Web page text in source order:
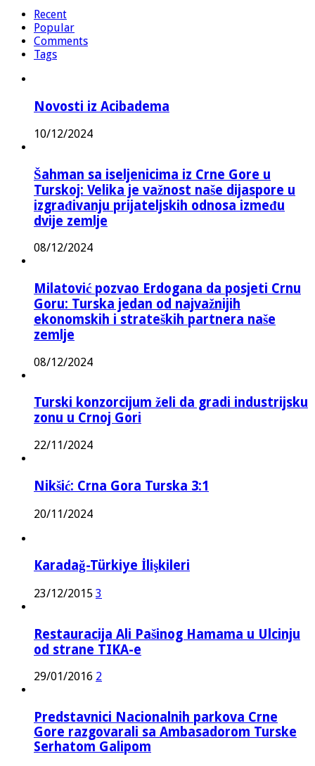
Recent
Popular
Comments
Tags
Novosti iz Acibadema
10/12/2024
Šahman sa iseljenicima iz Crne Gore u
Turskoj: Velika je važnost naše dijaspore u
izgrađivanju prijateljskih odnosa između
dvije zemlje
08/12/2024
Milatović pozvao Erdogana da posjeti Crnu
Goru: Turska jedan od najvažnijih
ekonomskih i strateških partnera naše
zemlje
08/12/2024
Turski konzorcijum želi da gradi industrijsku
zonu u Crnoj Gori
22/11/2024
Nikšić: Crna Gora Turska 3:1
20/11/2024
Karadağ-Türkiye İlişkileri
23/12/2015 3
Restauracija Ali Pašinog Hamama u Ulcinju
od strane TIKA-e
29/01/2016 2
Predstavnici Nacionalnih parkova Crne
Gore razgovarali sa Ambasadorom Turske
Serhatom Galipom